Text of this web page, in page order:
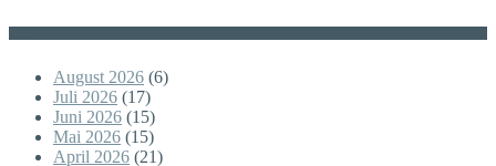
August 2026 (6)
Juli 2026 (17)
Juni 2026 (15)
Mai 2026 (15)
April 2026 (21)